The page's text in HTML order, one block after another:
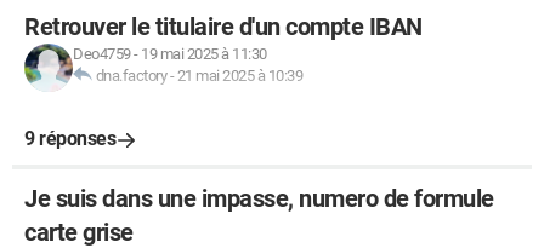
Retrouver le titulaire d'un compte IBAN
Deo4759- 19 mai 2025 à 11:30
dna.factory-21 mai 2025 à 10:39
9 réponses
Je suis dans une impasse, numero de formule
carte grise